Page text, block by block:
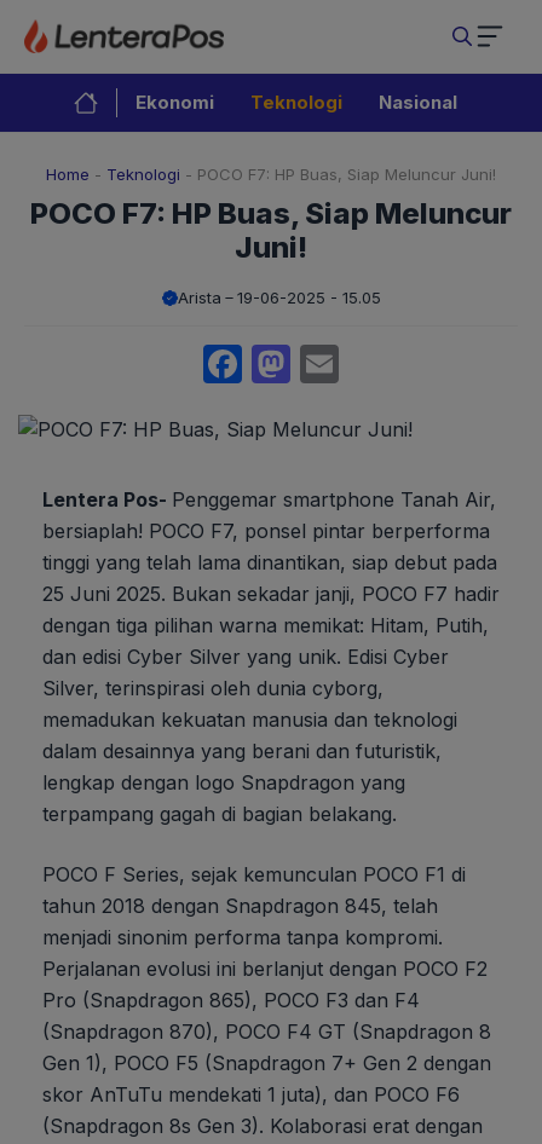
Langsung
isi
Ekonomi Teknologi Nasional
Home - Teknologi - POCO F7: HP Buas, Siap Meluncur Juni!
POCO F7: HP Buas, Siap Meluncur
Juni!
Arista 19-06-2025 - 15.05
Facebook
Mastodon
Lentera Pos- Penggemar smartphone Tanah Air,
bersiaplah! POCO F7, ponsel pintar berperforma
tinggi yang telah lama dinantikan, siap debut pada
25 Juni 2025. Bukan sekadar janji, POCO F7 hadir
dengan tiga pilihan warna memikat: Hitam, Putih,
dan edisi Cyber Silver yang unik. Edisi Cyber
Silver, terinspirasi oleh dunia cyborg,
memadukan kekuatan manusia dan teknologi
dalam desainnya yang berani dan futuristik,
lengkap dengan logo Snapdragon yang
terpampang gagah di bagian belakang.
POCO F Series, sejak kemunculan POCO F1 di
tahun 2018 dengan Snapdragon 845, telah
menjadi sinonim performa tanpa kompromi.
Perjalanan evolusi ini berlanjut dengan POCO F2
Pro (Snapdragon 865), POCO F3 dan F4
(Snapdragon 870), POCO F4 GT (Snapdragon 8
Gen 1), POCO F5 (Snapdragon 7+ Gen 2 dengan
skor AnTuTu mendekati 1 juta), dan POCO F6
(Snapdragon 8s Gen 3). Kolaborasi erat dengan